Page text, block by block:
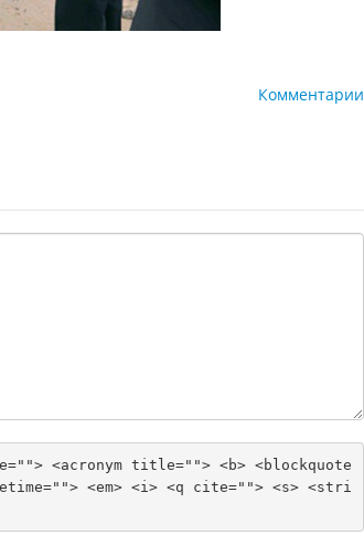
Комментарии
<acronym title=""> <b> <blockquote
<em> <i> <q cite=""> <s> <stri